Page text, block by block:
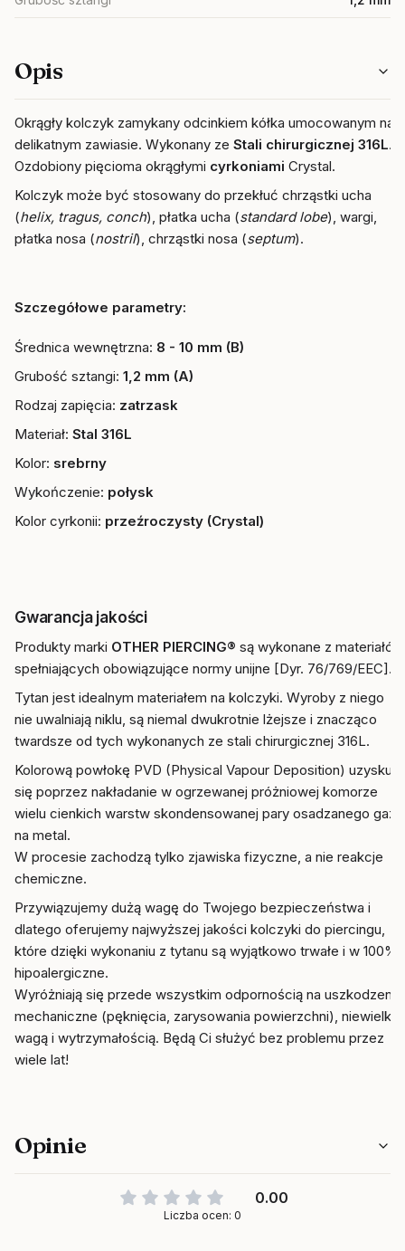
Opis
Okrągły kolczyk zamykany odcinkiem kółka umocowanym na
delikatnym zawiasie. Wykonany ze Stali chirurgicznej 316L.
Ozdobiony pięcioma okrągłymi cyrkoniami Crystal.
Kolczyk może być stosowany do przekłuć chrząstki ucha
(helix, tragus, conch), płatka ucha (standard lobe), wargi,
płatka nosa (nostril), chrząstki nosa (septum).
Szczegółowe parametry:
Średnica wewnętrzna: 8 - 10 mm (B)
Grubość sztangi: 1,2 mm (A)
Rodzaj zapięcia: zatrzask
Materiał: Stal 316L
Kolor: srebrny
Wykończenie: połysk
Kolor cyrkonii: przeźroczysty (Crystal)
Gwarancja jakości
Produkty marki OTHER PIERCING® są wykonane z materiałów
spełniających obowiązujące normy unijne [Dyr. 76/769/EEC].
Tytan jest idealnym materiałem na kolczyki. Wyroby z niego
nie uwalniają niklu, są niemal dwukrotnie lżejsze i znacząco
twardsze od tych wykonanych ze stali chirurgicznej 316L.
Kolorową powłokę PVD (Physical Vapour Deposition) uzyskuje
się poprzez nakładanie w ogrzewanej próżniowej komorze
wielu cienkich warstw skondensowanej pary osadzanego gazu
na metal.
W procesie zachodzą tylko zjawiska fizyczne, a nie reakcje
chemiczne.
Przywiązujemy dużą wagę do Twojego bezpieczeństwa i
dlatego oferujemy najwyższej jakości kolczyki do piercingu,
które dzięki wykonaniu z tytanu są wyjątkowo trwałe i w 100%
hipoalergiczne.
Wyróżniają się przede wszystkim odpornością na uszkodzenia
mechaniczne (pęknięcia, zarysowania powierzchni), niewielką
wagą i wytrzymałością. Będą Ci służyć bez problemu przez
wiele lat!
Opinie
0.00
Liczba ocen: 0